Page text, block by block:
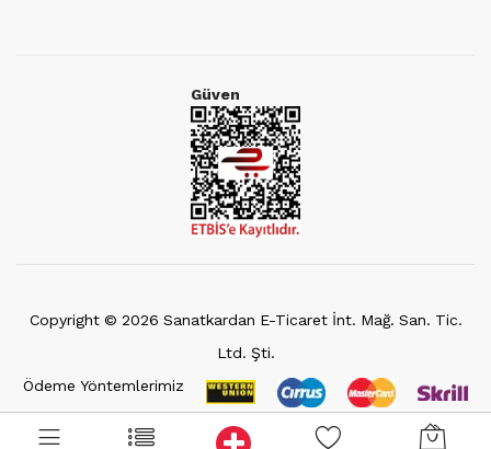
Güven
Copyright © 2026 Sanatkardan E-Ticaret İnt. Mağ. San. Tic.
Ltd. Şti.
Ödeme Yöntemlerimiz